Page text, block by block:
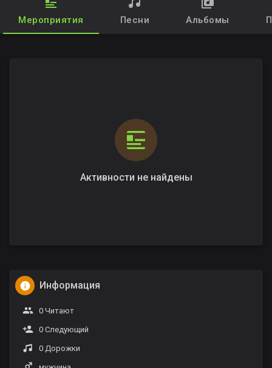
Мероприятия Песни Альбомы
Активности не найдены
Информация
0 Читают
0 Следующий
0 Дорожки